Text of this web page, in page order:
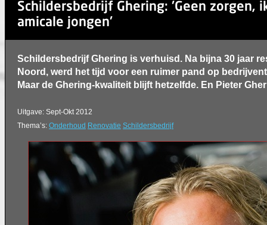
Schildersbedrijf Ghering: 'Geen zorgen,
amicale jongen'
Schildersbedrijf Ghering is verhuisd. Na bijna 30 jaar
Noord, werd het tijd voor een ruimer pand op
Maar de Ghering-kwaliteit blijft hetzelfde. En Pieter
Uitgave: Sept-Okt 2012
Thema’s: Onderhoud Renovatie Schildersbedrijf